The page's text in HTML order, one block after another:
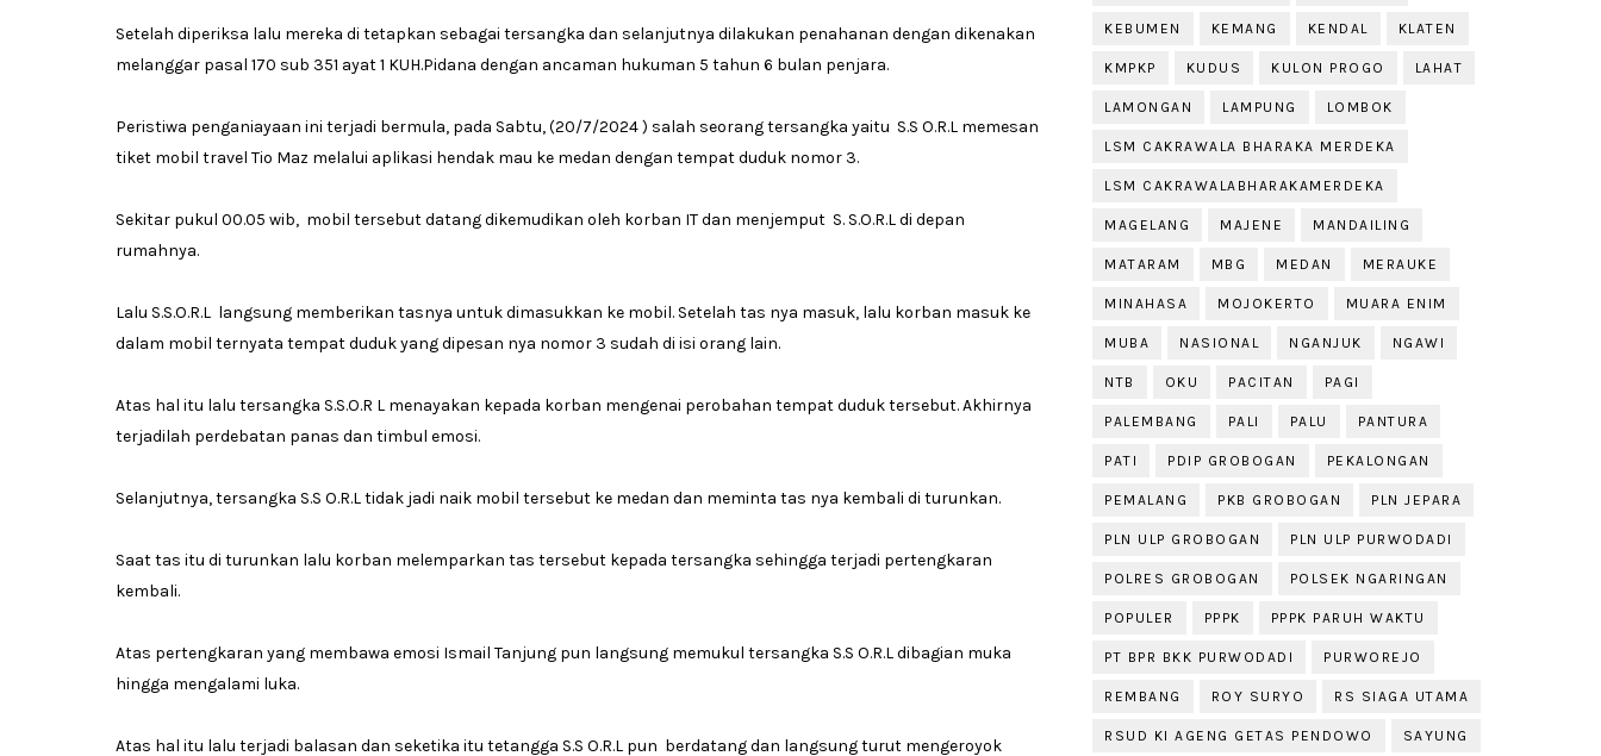
Setelah diperiksa lalu mereka di tetapkan sebagai tersangka dan selanjutnya dilakukan penahanan dengan dikenakan
melanggar pasal 170 sub 351 ayat 1 KUH.Pidana dengan ancaman hukuman 5 tahun 6 bulan penjara.
Peristiwa penganiayaan ini terjadi bermula, pada Sabtu, (20/7/2024 ) salah seorang tersangka yaitu S.S O.R.L memesan
tiket mobil travel Tio Maz melalui aplikasi hendak mau ke medan dengan tempat duduk nomor 3.
Sekitar pukul 00.05 wib, mobil tersebut datang dikemudikan oleh korban IT dan menjemput S. S.O.R.L di depan
rumahnya.
Lalu S.S.O.R.L langsung memberikan tasnya untuk dimasukkan ke mobil. Setelah tas nya masuk, lalu korban masuk ke
dalam mobil ternyata tempat duduk yang dipesan nya nomor 3 sudah di isi orang lain.
Atas hal itu lalu tersangka S.S.O.R L menayakan kepada korban mengenai perobahan tempat duduk tersebut. Akhirnya
terjadilah perdebatan panas dan timbul emosi.
Selanjutnya, tersangka S.S O.R.L tidak jadi naik mobil tersebut ke medan dan meminta tas nya kembali di turunkan.
Saat tas itu di turunkan lalu korban melemparkan tas tersebut kepada tersangka sehingga terjadi pertengkaran
kembali.
Atas pertengkaran yang membawa emosi Ismail Tanjung pun langsung memukul tersangka S.S O.R.L dibagian muka
hingga mengalami luka.
Atas hal itu lalu terjadi balasan dan seketika itu tetangga S.S O.R.L pun berdatang dan langsung turut mengeroyok
KEBUMEN KEMANG KENDAL KLATEN
KMPKP KUDUS KULON PROGO LAHAT
LAMONGAN LAMPUNG LOMBOK
LSM CAKRAWALA BHARAKA MERDEKA
LSM CAKRAWALABHARAKAMERDEKA
MAGELANG MAJENE MANDAILING
MATARAM MBG MEDAN MERAUKE
MINAHASA MOJOKERTO MUARA ENIM
MUBA NASIONAL NGANJUK NGAWI
NTB OKU PACITAN PAGI
PALEMBANG PALI PALU PANTURA
PATI PDIP GROBOGAN PEKALONGAN
PEMALANG PKB GROBOGAN PLN JEPARA
PLN ULP GROBOGAN PLN ULP PURWODADI
POLRES GROBOGAN POLSEK NGARINGAN
POPULER PPPK PPPK PARUH WAKTU
PT BPR BKK PURWODADI PURWOREJO
REMBANG ROY SURYO RS SIAGA UTAMA
RSUD KI AGENG GETAS PENDOWO SAYUNG